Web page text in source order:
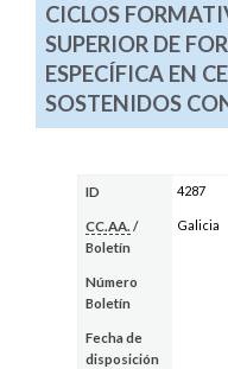
CICLOS
SUPERIOR DE
ESPECÍFICA EN
SOSTENIDOS
ID 4287
CC.AA. /
Boletín
Galicia
Número
Boletín
Fecha de
disposición